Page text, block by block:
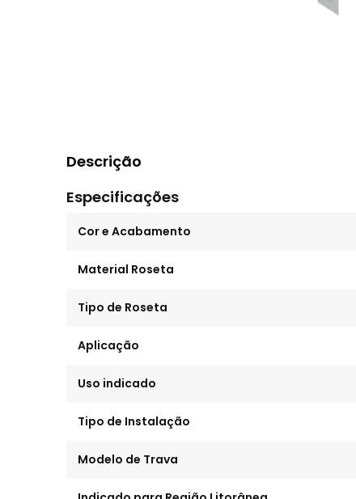
Descrição
Especificações
Cor e Acabamento
Material Roseta
Tipo de Roseta
Aplicação
Uso indicado
Tipo de Instalação
Modelo de Trava